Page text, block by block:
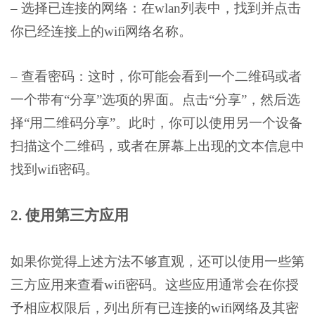
– 选择已连接的网络：在wlan列表中，找到并点击
你已经连接上的wifi网络名称。
– 查看密码：这时，你可能会看到一个二维码或者
一个带有“分享”选项的界面。点击“分享”，然后选
择“用二维码分享”。此时，你可以使用另一个设备
扫描这个二维码，或者在屏幕上出现的文本信息中
找到wifi密码。
2. 使用第三方应用
如果你觉得上述方法不够直观，还可以使用一些第
三方应用来查看wifi密码。这些应用通常会在你授
予相应权限后，列出所有已连接的wifi网络及其密